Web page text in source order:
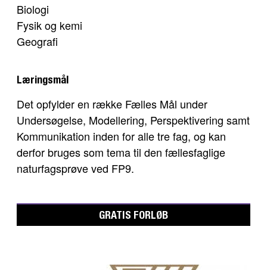
Biologi
Fysik og kemi
Geografi
Læringsmål
Det opfylder en række Fælles Mål under
Undersøgelse, Modellering, Perspektivering samt
Kommunikation inden for alle tre fag, og kan
derfor bruges som tema til den fællesfaglige
naturfagsprøve ved FP9.
GRATIS FORLØB